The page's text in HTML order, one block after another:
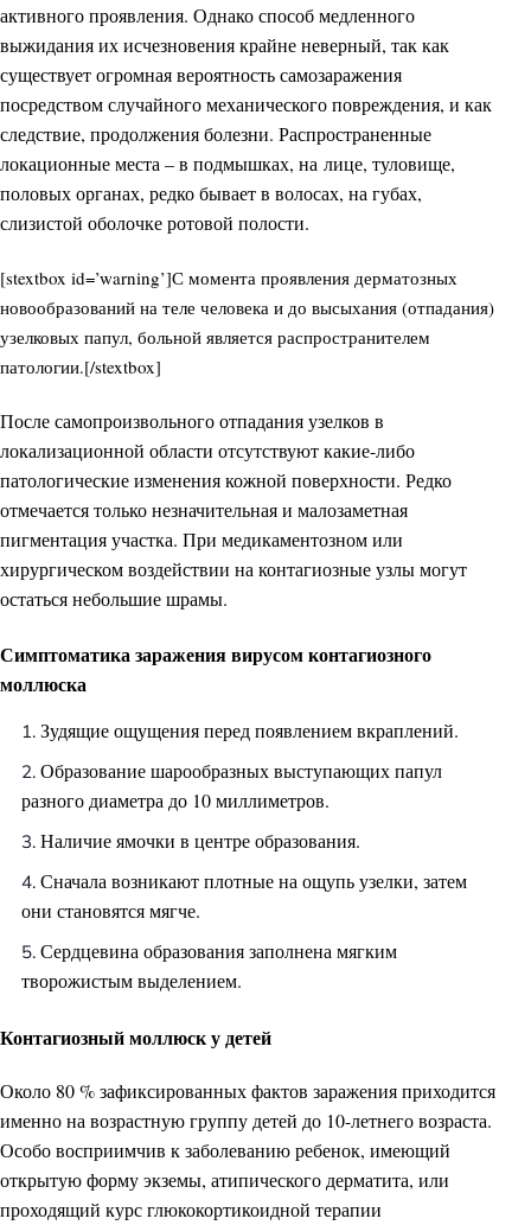
активного проявления. Однако способ медленного
выжидания их исчезновения крайне неверный, так как
существует огромная вероятность самозаражения
посредством случайного механического повреждения, и как
следствие, продолжения болезни. Распространенные
локационные места – в подмышках, на лице, туловище,
половых органах, редко бывает в волосах, на губах,
слизистой оболочке ротовой полости.
[stextbox id=’warning’]С момента проявления дерматозных
новообразований на теле человека и до высыхания (отпадания)
узелковых папул, больной является распространителем
патологии.[/stextbox]
После самопроизвольного отпадания узелков в
локализационной области отсутствуют какие-либо
патологические изменения кожной поверхности. Редко
отмечается только незначительная и малозаметная
пигментация участка. При медикаментозном или
хирургическом воздействии на контагиозные узлы могут
остаться небольшие шрамы.
Симптоматика заражения вирусом контагиозного
моллюска
Зудящие ощущения перед появлением вкраплений.
Образование шарообразных выступающих папул
разного диаметра до 10 миллиметров.
Наличие ямочки в центре образования.
Сначала возникают плотные на ощупь узелки, затем
они становятся мягче.
Сердцевина образования заполнена мягким
творожистым выделением.
Контагиозный моллюск у детей
Около 80 % зафиксированных фактов заражения приходится
именно на возрастную группу детей до 10-летнего возраста.
Особо восприимчив к заболеванию ребенок, имеющий
открытую форму экземы, атипического дерматита, или
проходящий курс глюкокортикоидной терапии